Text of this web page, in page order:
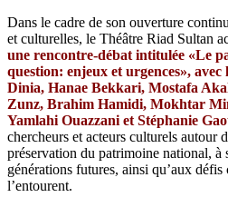
Dans le cadre de son ouverture
et culturelles, le Théâtre Riad Sultan
une rencontre-débat intitulée «Le
question: enjeux et urgences»,
Dinia, Hanae Bekkari, Mostafa
Zunz, Brahim Hamidi, Mokhtar
Yamlahi Ouazzani et Stéphanie
chercheurs et acteurs culturels autour
préservation du patrimoine national, à
générations futures, ainsi qu’aux
l’entourent.